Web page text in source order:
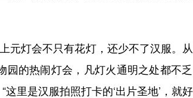
灯会不只有花灯，还少不了汉服。
园的热闹灯会，凡灯火通明之处都不
里是汉服拍照打卡的‘出片圣地’，就